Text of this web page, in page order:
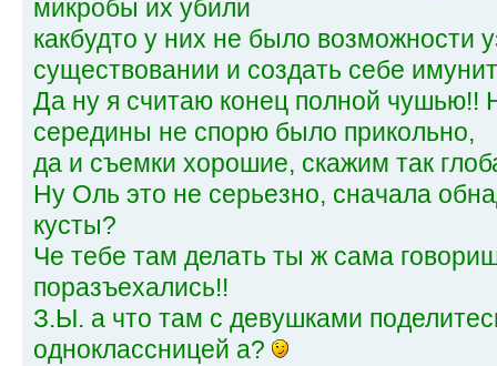
микробы их убили
какбудто у них не было возможности
существовании и создать себе
Да ну я считаю конец полной чушью!!
середины не спорю было прикольно,
да и съемки хорошие, скажим так
Ну Оль это не серьезно, сначала
кусты?
Че тебе там делать ты ж сама
поразъехались!!
З.Ы. а что там с девушками
одноклассницей а?